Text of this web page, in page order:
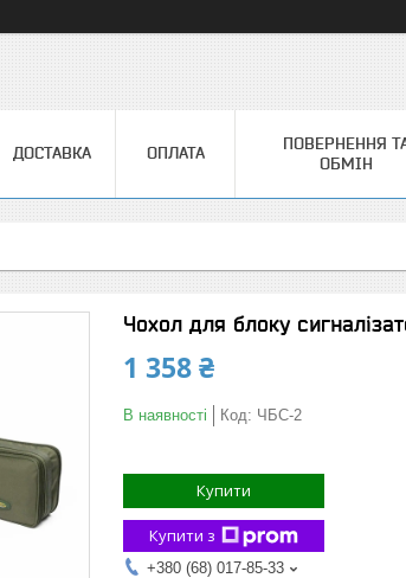
ДОСТАВКА ОПЛАТА
ПОВЕРНЕННЯ
ОБМІН
Чохол для блоку
1 358 ₴
В наявності Код: ЧБС-2
Купити
Купити з
+380 (68) 017-85-33